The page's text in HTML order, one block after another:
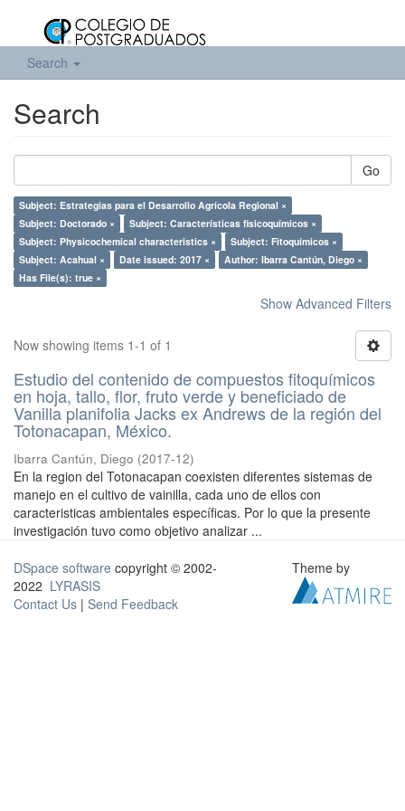
Search
Search
Go
Subject: Estrategias para el Desarrollo Agrícola Regional ×
Subject: Doctorado ×
Subject: Características fisicoquímicos ×
Subject: Physicochemical characteristics ×
Subject: Fitoquímicos ×
Subject: Acahual ×
Date issued: 2017 ×
Author: Ibarra Cantún, Diego ×
Has File(s): true ×
Show Advanced Filters
Now showing items 1-1 of 1
Estudio del contenido de compuestos fitoquímicos
en hoja, tallo, flor, fruto verde y beneficiado de
Vanilla planifolia Jacks ex Andrews de la región del
Totonacapan, México.
Ibarra Cantún, Diego (2017-12)
En la region del Totonacapan coexisten diferentes sistemas de
manejo en el cultivo de vainilla, cada uno de ellos con
caracteristicas ambientales específicas. Por lo que la presente
investigación tuvo como objetivo analizar ...
DSpace software copyright © 2002-
2022 LYRASIS
Contact Us | Send Feedback
Theme by